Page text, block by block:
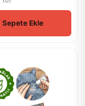
Sepete Ekle